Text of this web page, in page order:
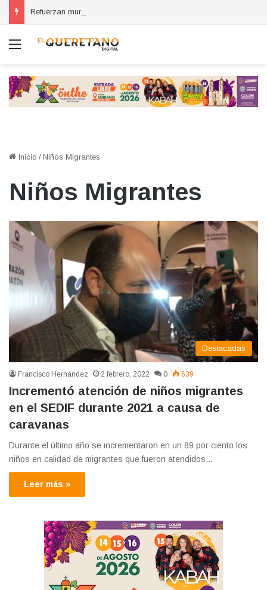
Menú
Inicio / Niños Migrantes
Niños Migrantes
Destacadas
Francisco Hernández 2 febrero, 2022 0 639
Incrementó atención de niños migrantes
en el SEDIF durante 2021 a causa de
caravanas
Durante el último año se incrementaron en un 89 por ciento los
niños en calidad de migrantes que fueron atendidos…
Leer más »